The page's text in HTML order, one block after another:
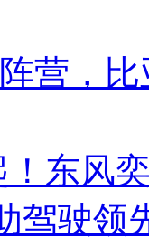
营，
！东风
驾驶领